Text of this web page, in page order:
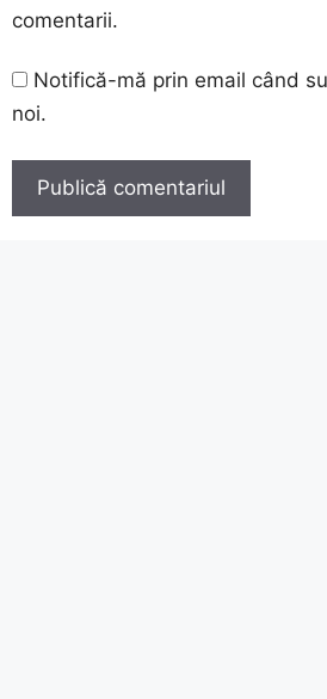
comentarii.
Notifică-mă prin email când
noi.